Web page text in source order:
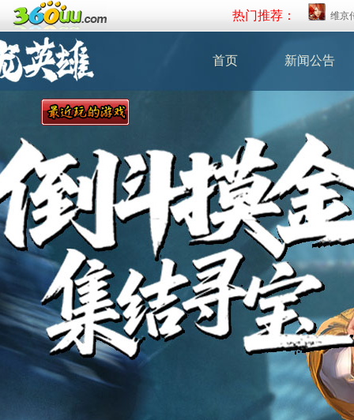
热门推荐： 维京
首页 新闻公告